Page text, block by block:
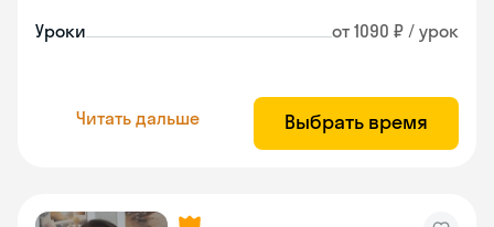
Уроки от 1090 ₽ / урок
Читать дальше Выбрать время